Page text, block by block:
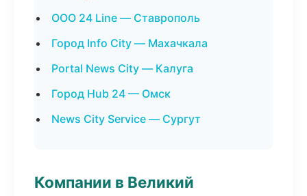
ООО 24 Line — Ставрополь
Город Info City — Махачкала
Portal News City — Калуга
Город Hub 24 — Омск
News City Service — Сургут
Компании в Великий